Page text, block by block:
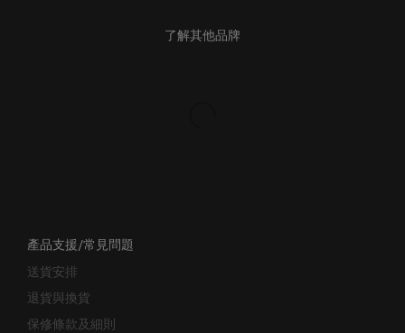
了解其他品牌
產品支援/常見問題
送貨安排
退貨與換貨
保修條款及細則